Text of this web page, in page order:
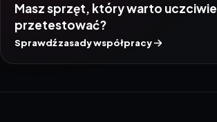
Masz sprzęt, który warto uczciwie
przetestować?
Sprawdź zasady współpracy